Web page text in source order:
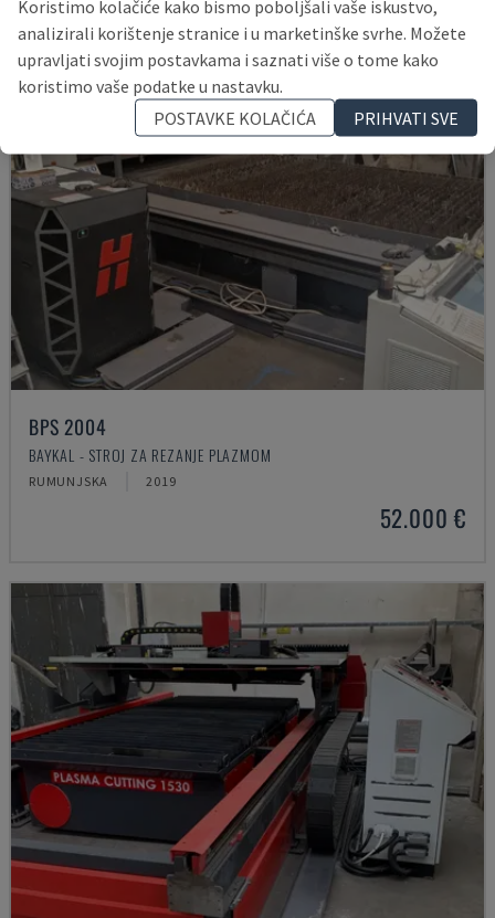
BPS 2004
BAYKAL - STROJ ZA REZANJE PLAZMOM
RUMUNJSKA 2019
52.000 €
Koristimo kolačiće kako bismo poboljšali vaše iskustvo,
analizirali korištenje stranice i u marketinške svrhe. Možete
upravljati svojim postavkama i saznati više o tome kako
koristimo vaše podatke u nastavku.
POSTAVKE KOLAČIĆA
PRIHVATI SVE